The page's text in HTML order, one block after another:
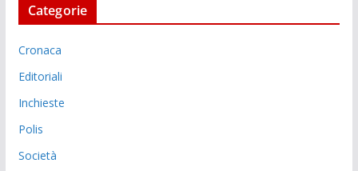
Categorie
Cronaca
Editoriali
Inchieste
Polis
Società